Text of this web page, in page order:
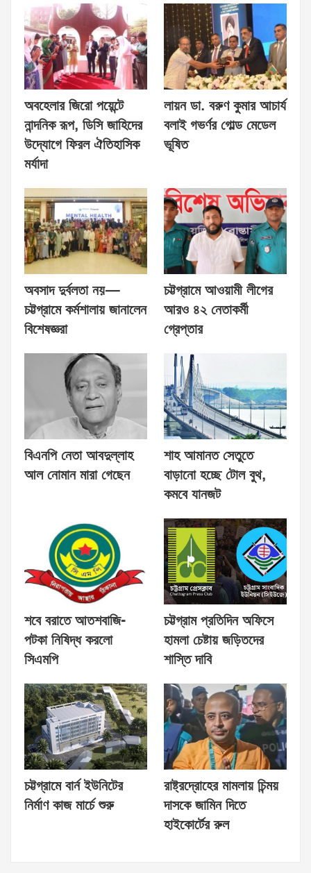
অবহেলার জিরো পয়েন্টে
নান্দনিক রূপ, ডিসি জাহিদের
উদ্যোগে ফিরল ঐতিহাসিক
মর্যাদা
লায়ন ডা. বরুণ কুমার আচার্য
বলাই গভর্ণর গোল্ড মেডেল
ভূষিত
অবসাদ দুর্বলতা নয়—
চট্টগ্রামে কর্মশালায় জানালেন
বিশেষজ্ঞরা
চট্টগ্রামে আওয়ামী লীগের
আরও ৪২ নেতাকর্মী
গ্রেপ্তার
বিএনপি নেতা আবদুল্লাহ
আল নোমান মারা গেছেন
শাহ আমানত সেতুতে
বাড়ানো হচ্ছে টোল বুথ,
কমবে যানজট
শবে বরাতে আতশবাজি-
পটকা নিষিদ্ধ করলো
সিএমপি
চট্টগ্রাম প্রতিদিন অফিসে
হামলা চেষ্টায় জড়িতদের
শাস্তি দাবি
চট্টগ্রামে বার্ন ইউনিটের
নির্মাণ কাজ মার্চে শুরু
রাষ্ট্রদ্রোহের মামলায় চিন্ময়
দাসকে জামিন দিতে
হাইকোর্টের রুল